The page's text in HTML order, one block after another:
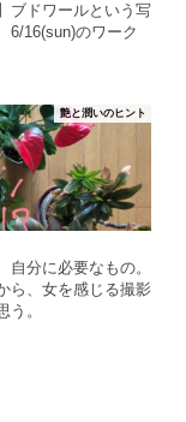
ブドワールという写
6/16(sun)のワーク
艶と潤いのヒント
自分に必要なもの。
ら、女を感じる撮影
う。